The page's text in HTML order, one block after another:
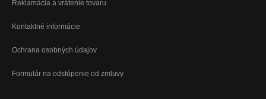
Reklamácia a vrátenie tovaru
Kontaktné informácie
Ochrana osobných údajov
Formulár na odstúpenie od zmluvy